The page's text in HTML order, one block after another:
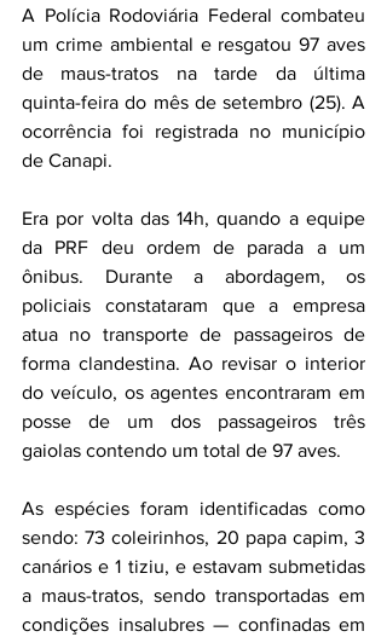
A Polícia Rodoviária Federal combateu
um crime ambiental e resgatou 97 aves
de maus-tratos na tarde da última
quinta-feira do mês de setembro (25). A
ocorrência foi registrada no município
de Canapi.
Era por volta das 14h, quando a equipe
da PRF deu ordem de parada a um
ônibus. Durante a abordagem, os
policiais constataram que a empresa
atua no transporte de passageiros de
forma clandestina. Ao revisar o interior
do veículo, os agentes encontraram em
posse de um dos passageiros três
gaiolas contendo um total de 97 aves.
As espécies foram identificadas como
sendo: 73 coleirinhos, 20 papa capim, 3
canários e 1 tiziu, e estavam submetidas
a maus-tratos, sendo transportadas em
condições insalubres — confinadas em